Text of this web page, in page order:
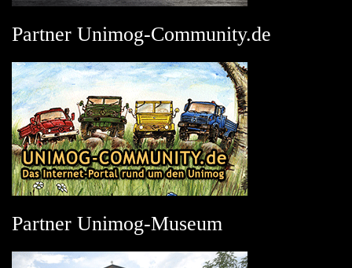
Partner Unimog-Community.de
Partner Unimog-Museum